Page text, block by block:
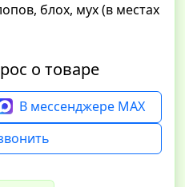
блох, мух (в местах
о товаре
В мессенджере MAX